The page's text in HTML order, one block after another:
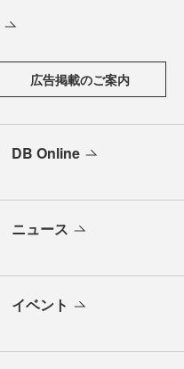
広告掲載のご案内
DB Online
ニュース
イベント